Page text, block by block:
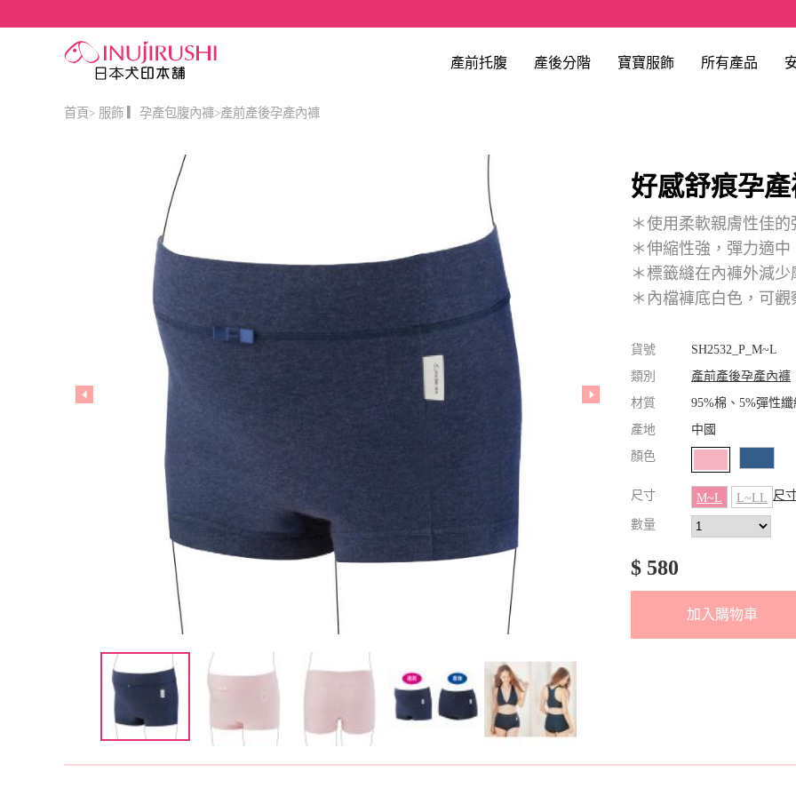
產前托腹 產後分階 寶寶服飾 所有產品
首頁> 服飾 ▎孕產包腹內褲>產前產後孕產內褲
好感舒痕孕
＊使用柔軟親膚性佳
＊伸縮性強，彈力適中
＊標籤縫在內褲外減少
＊內檔褲底白色，可觀
貨號
SH2532_P_M~L
類別
產前產後孕產內褲
材質
95%棉、5%彈性纖
產地
中國
顏色
尺寸 M~L L~LL 尺
數量
$ 580
加入購物車